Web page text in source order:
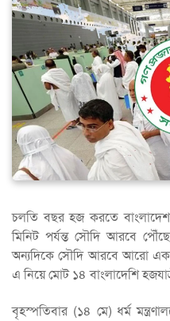
চলতি বছর হজ করতে
মিনিট পর্যন্ত সৌদি আরবে
অন্যদিকে সৌদি আরবে আরো
এ নিয়ে মোট ১৪ বাংলাদেশি
বৃহস্পতিবার (১৪ মে) ধর্ম